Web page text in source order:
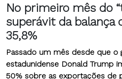
No primeiro mês do
superávit da balança
35,8%
Passado um mês desde que
estadunidense Donald Trump
50% sobre as exportações de